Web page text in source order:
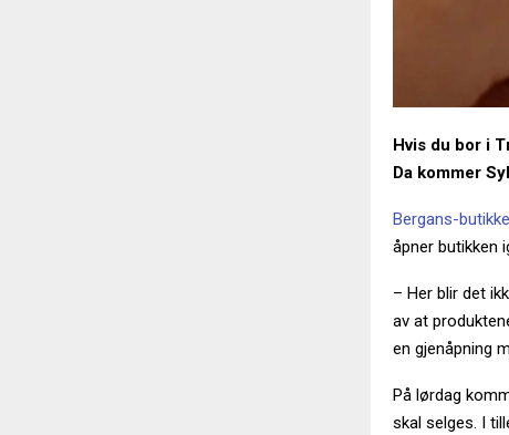
Hvis du bor i
Da kommer
Bergans-
åpner butikken
– Her blir det
av at
en gjenåpning
På lørdag
skal selges. I